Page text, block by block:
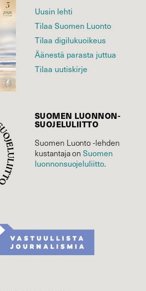
Uusin lehti
Tilaa Suomen Luonto
Tilaa digilukuoikeus
Äänestä parasta juttua
Tilaa uutiskirje
SUOMEN LUONNON­
SUOJELU­LIITTO
Suomen Luonto -lehden
kustantaja onSuomen
luonnonsuojelu­liitto.